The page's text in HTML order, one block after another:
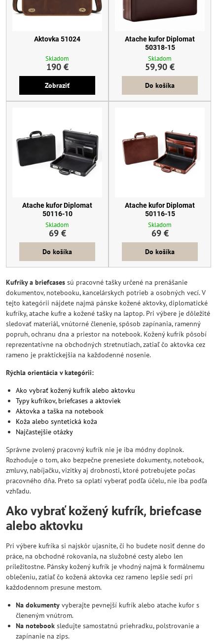
Aktovka 51024
Skladom
190 €
Zobraziť
Atache kufor Diplomat
50318-15
Skladom
59,90 €
Do košíka
Atache kufor Diplomat
50116-10
Skladom
69 €
Do košíka
Atache kufor Diplomat
50116-15
Skladom
69 €
Do košíka
Kufríky a briefcases sú pracovné tašky určené na prenášanie
dokumentov, notebooku, kancelárskych potrieb a osobných vecí. V
tejto kategórii nájdete najmä pánske kožené aktovky, diplomatické
kufríky, atache kufre a kožené tašky na laptop. Pri výbere je dôležité
sledovať materiál, vnútorné členenie, spôsob zapínania, ramenný
popruh, ochranu dna a priestor na notebook. Kožený kufrík pôsobí
reprezentatívne na obchodných stretnutiach, zatiaľ čo aktovka cez
rameno je praktickejšia na každodenné nosenie.
Rýchla orientácia v kategórii:
Ako vybrať kožený kufrík alebo aktovku
Typy kufríkov, briefcases a aktoviek
Aktovka a taška na notebook
Koža alebo syntetická koža
Najčastejšie otázky
Správne zvolený pracovný kufrík nie je iba módny doplnok.
Rozhoduje o tom, ako bezpečne prenesiete dokumenty, notebook,
zmluvy, nabíjačku, vizitky aj drobnosti, ktoré potrebujete počas
pracovného dňa. Preto sa oplatí vyberať podľa účelu, nie iba podľa
vzhľadu.
Ako vybrať kožený kufrík, briefcase
alebo aktovku
Pri výbere kufríka si najskôr ujasnite, či ho budete nosiť denne do
práce, na obchodné rokovania, na služobné cesty alebo len
príležitostne. Pánsky kožený kufrík je vhodný najmä k formálnemu
oblečeniu, zatiaľ čo kožená aktovka cez rameno lepšie sedí pri
každodennom presune mestom.
Na dokumenty vyberajte pevnejší kufrík alebo atache kufor s
členeným vnútrom.
Na notebook sledujte samostatnú priehradku, polstrovanie a
zapínanie na zips.